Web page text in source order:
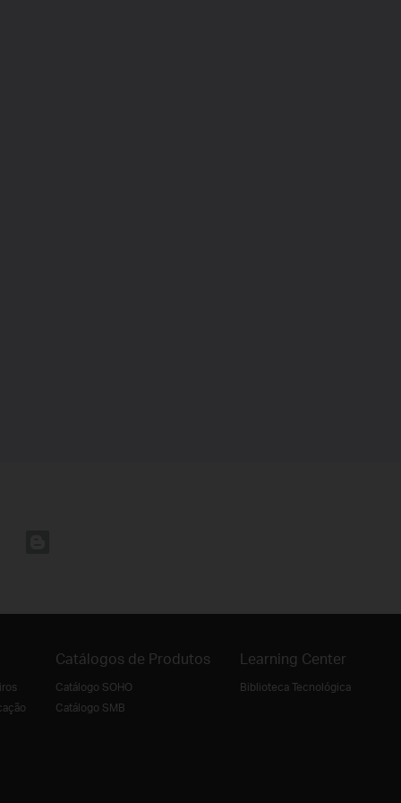
Catálogos de Produtos
Catálogo SOHO
Catálogo SMB
Learning Center
Biblioteca Tecnológica